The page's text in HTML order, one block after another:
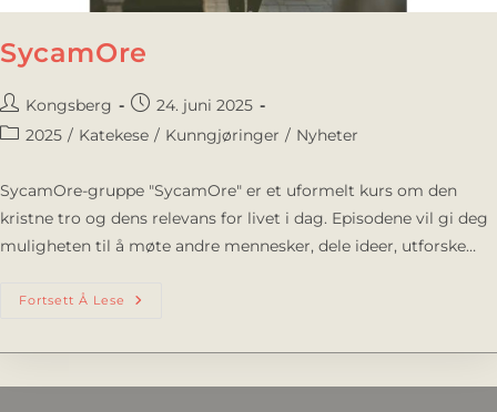
SycamOre
Kongsberg
24. juni 2025
2025 / Katekese / Kunngjøringer / Nyheter
SycamOre-gruppe "SycamOre" er et uformelt kurs om den
kristne tro og dens relevans for livet i dag. Episodene vil gi deg
muligheten til å møte andre mennesker, dele ideer, utforske…
Fortsett Å Lese